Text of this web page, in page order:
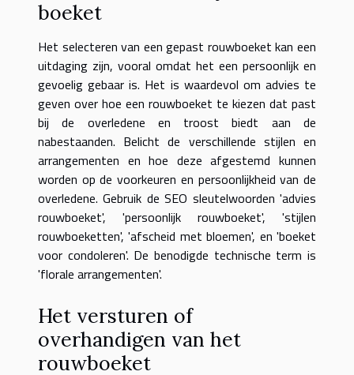
boeket
Het selecteren van een gepast rouwboeket kan een
uitdaging zijn, vooral omdat het een persoonlijk en
gevoelig gebaar is. Het is waardevol om advies te
geven over hoe een rouwboeket te kiezen dat past
bij de overledene en troost biedt aan de
nabestaanden. Belicht de verschillende stijlen en
arrangementen en hoe deze afgestemd kunnen
worden op de voorkeuren en persoonlijkheid van de
overledene. Gebruik de SEO sleutelwoorden 'advies
rouwboeket', 'persoonlijk rouwboeket', 'stijlen
rouwboeketten', 'afscheid met bloemen', en 'boeket
voor condoleren'. De benodigde technische term is
'florale arrangementen'.
Het versturen of
overhandigen van het
rouwboeket